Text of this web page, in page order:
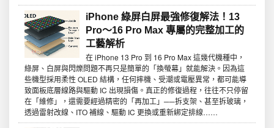
iPhone 綠屏白屏最強修復解法！13
Pro～16 Pro Max 專屬的完整加工的
工藝解析
在 iPhone 13 Pro 到 16 Pro Max 這幾代機種中，
綠屏、白屏與閃爍問題不再只是簡單的「換螢幕」就能解決。因為這
些機型採用柔性 OLED 結構，任何摔機、受潮或電壓異常，都可能導
致面板底層線路與驅動 IC 出現損傷。真正的修復過程，往往不只停留
在「維修」，還需要經過精密的「再加工」──拆支架、甚至拆玻璃，
透過雷射改線、ITO 補線、驅動 IC 更換或重新綁定排線……